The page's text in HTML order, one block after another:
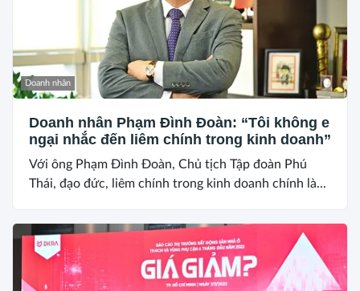
Doanh nhân
Doanh nhân Phạm Đình Đoàn: “Tôi không e
ngại nhắc đến liêm chính trong kinh doanh”
Với ông Phạm Đình Đoàn, Chủ tịch Tập đoàn Phú
Thái, đạo đức, liêm chính trong kinh doanh chính là...